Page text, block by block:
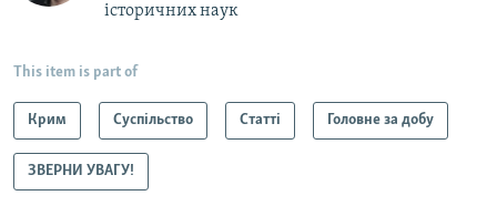
історичних наук
This item is part of
Крим Суспільство Статті Головне за добу
ЗВЕРНИ УВАГУ!